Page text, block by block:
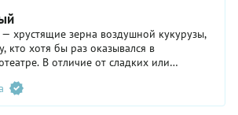
хрустящие зерна воздушной кукурузы,
кто хотя бы раз оказывался в
В отличие от сладких или
такой закуски, соленый
вкус напитков и отлично подходит
сахара.